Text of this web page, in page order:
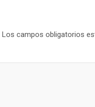
Los campos obligatorios